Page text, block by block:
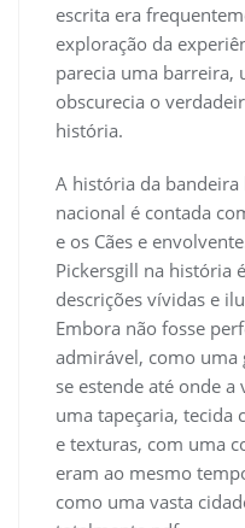
escrita era
exploração da
parecia uma barreira,
obscurecia o
história.
A história da
nacional é contada
e os Cães e
Pickersgill na história
descrições vívidas e
Embora não fosse
admirável, como uma
se estende até onde
uma tapeçaria, tecida
e texturas, com uma
eram ao mesmo
como uma vasta